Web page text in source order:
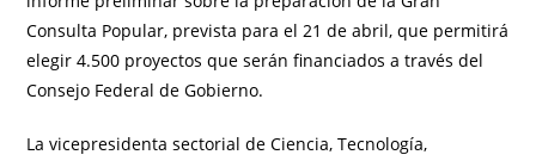
Consulta Popular, prevista para el 21 de abril, que permitirá
elegir 4.500 proyectos que serán financiados a través del
Consejo Federal de Gobierno.
La vicepresidenta sectorial de Ciencia, Tecnología,